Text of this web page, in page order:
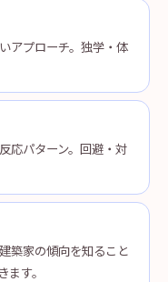
アプローチ。独学・体
応パターン。回避・対
築家の傾向を知ること
す。